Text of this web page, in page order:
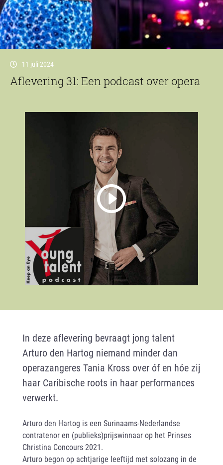
11 juli 2024
Aflevering 31: Een podcast over opera
In deze aflevering bevraagt jong talent
Arturo den Hartog niemand minder dan
operazangeres Tania Kross over óf en hóe zij
haar Caribische roots in haar performances
verwerkt.
Arturo den Hartog is een Surinaams-Nederlandse
contratenor en (publieks)prijswinnaar op het Prinses
Christina Concours 2021.
Arturo begon op achtjarige leeftijd met solozang in de